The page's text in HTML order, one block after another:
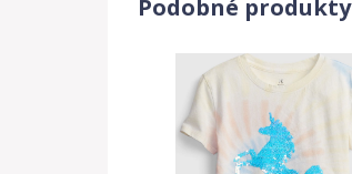
Podobné produkty